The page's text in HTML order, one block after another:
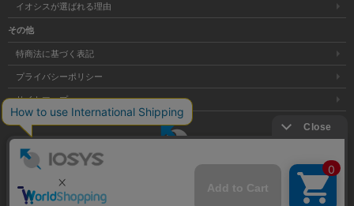
イオシスが選ばれる理由
その他
特商法に基づく表記
プライバシーポリシー
サイトマップ
大阪府公安委員会発行 古物商許可証 第621121002176号